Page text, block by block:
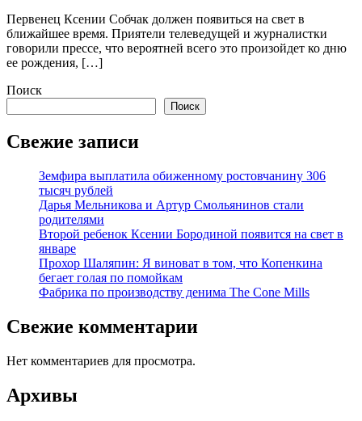
Первенец Ксении Собчак должен появиться на свет в
ближайшее время. Приятели телеведущей и журналистки
говорили прессе, что вероятней всего это произойдет ко дню
ее рождения, […]
Поиск
Поиск
Свежие записи
Земфира выплатила обиженному ростовчанину 306
тысяч рублей
Дарья Мельникова и Артур Смольянинов стали
родителями
Второй ребенок Ксении Бородиной появится на свет в
январе
Прохор Шаляпин: Я виноват в том, что Копенкина
бегает голая по помойкам
Фабрика по производству денима The Cone Mills
Свежие комментарии
Нет комментариев для просмотра.
Архивы